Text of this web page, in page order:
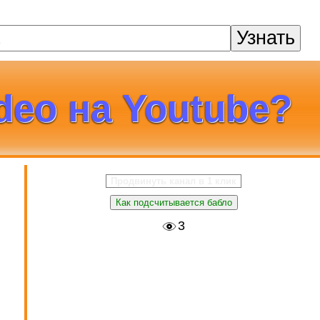
Узнать
на Youtube?
Как подсчитывается бабло
3